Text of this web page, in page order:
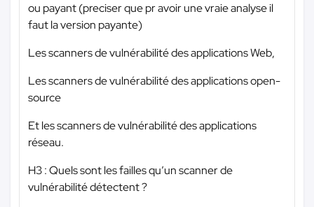
ou payant (preciser que pr avoir une vraie analyse il
faut la version payante)
Les scanners de vulnérabilité des applications Web,
Les scanners de vulnérabilité des applications open-
source
Et les scanners de vulnérabilité des applications
réseau.
H3 : Quels sont les failles qu’un scanner de
vulnérabilité détectent ?